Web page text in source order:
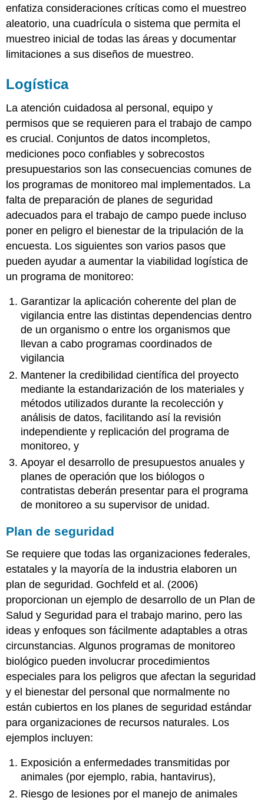
enfatiza consideraciones críticas como el muestreo
aleatorio, una cuadrícula o sistema que permita el
muestreo inicial de todas las áreas y documentar
limitaciones a sus diseños de muestreo.
Logística
La atención cuidadosa al personal, equipo y
permisos que se requieren para el trabajo de campo
es crucial. Conjuntos de datos incompletos,
mediciones poco confiables y sobrecostos
presupuestarios son las consecuencias comunes de
los programas de monitoreo mal implementados. La
falta de preparación de planes de seguridad
adecuados para el trabajo de campo puede incluso
poner en peligro el bienestar de la tripulación de la
encuesta. Los siguientes son varios pasos que
pueden ayudar a aumentar la viabilidad logística de
un programa de monitoreo:
Garantizar la aplicación coherente del plan de
vigilancia entre las distintas dependencias dentro
de un organismo o entre los organismos que
llevan a cabo programas coordinados de
vigilancia
Mantener la credibilidad científica del proyecto
mediante la estandarización de los materiales y
métodos utilizados durante la recolección y
análisis de datos, facilitando así la revisión
independiente y replicación del programa de
monitoreo, y
Apoyar el desarrollo de presupuestos anuales y
planes de operación que los biólogos o
contratistas deberán presentar para el programa
de monitoreo a su supervisor de unidad.
Plan de seguridad
Se requiere que todas las organizaciones federales,
estatales y la mayoría de la industria elaboren un
plan de seguridad. Gochfeld et al. (2006)
proporcionan un ejemplo de desarrollo de un Plan de
Salud y Seguridad para el trabajo marino, pero las
ideas y enfoques son fácilmente adaptables a otras
circunstancias. Algunos programas de monitoreo
biológico pueden involucrar procedimientos
especiales para los peligros que afectan la seguridad
y el bienestar del personal que normalmente no
están cubiertos en los planes de seguridad estándar
para organizaciones de recursos naturales. Los
ejemplos incluyen:
Exposición a enfermedades transmitidas por
animales (por ejemplo, rabia, hantavirus),
Riesgo de lesiones por el manejo de animales